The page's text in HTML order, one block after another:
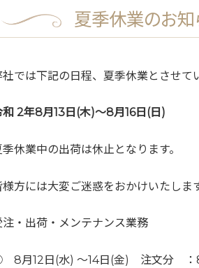
夏季休業のお知
社では下記の日程、夏季休業とさせて
和 2年8月13 日 (木)～8月16日 ( 日)
季休業中の出荷は休止となります。
様方には大変ご迷惑をおかけいたしま
注・出荷・メンテナンス業務
8月12日(水) ～14日(金) 注文分 ：8